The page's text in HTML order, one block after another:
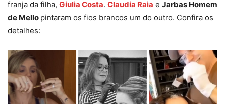
franja da filha, Giulia Costa. Claudia Raia e Jarbas Homem
de Mello pintaram os fios brancos um do outro. Confira os
detalhes: